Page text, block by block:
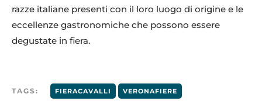
razze italiane presenti con il loro luogo di origine e le
eccellenze gastronomiche che possono essere
degustate in fiera.
TAGS: FIERACAVALLI VERONAFIERE